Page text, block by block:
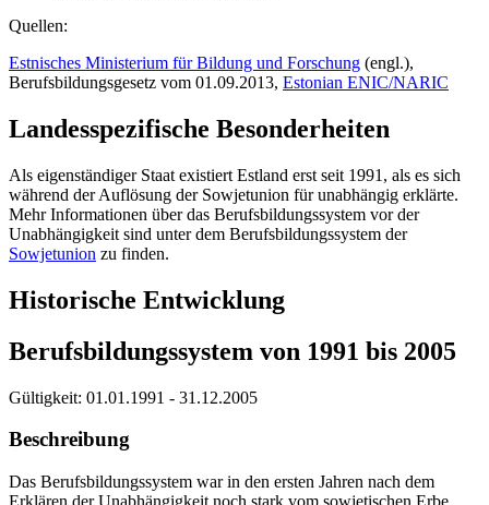
Quellen:
Estnisches Ministerium für Bildung und Forschung (engl.),
Berufsbildungsgesetz vom 01.09.2013, Estonian ENIC/NARIC
Landesspezifische Besonderheiten
Als eigenständiger Staat existiert Estland erst seit 1991, als es sich
während der Auflösung der Sowjetunion für unabhängig erklärte.
Mehr Informationen über das Berufsbildungssystem vor der
Unabhängigkeit sind unter dem Berufsbildungssystem der
Sowjetunion zu finden.
Historische Entwicklung
Berufsbildungssystem von 1991 bis 2005
Gültigkeit: 01.01.1991 - 31.12.2005
Beschreibung
Das Berufsbildungssystem war in den ersten Jahren nach dem